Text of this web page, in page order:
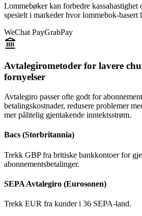
Lommebøker kan forbedre
spesielt i markeder hvor lommebok-basert
WeChat PayGrabPay
Avtalegirometoder for lavere
fornyelser
Avtalegiro passer ofte godt for
betalingskostnader, redusere problemer
mer pålitelig gjentakende inntektsstrøm.
Bacs (Storbritannia)
Trekk GBP fra britiske bankkontoer for
abonnementsbetalinger.
SEPA Avtalegiro (Eurosonen)
Trekk EUR fra kunder i 36 SEPA-land.